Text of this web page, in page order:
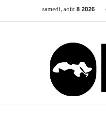
samedi, août 8 2026